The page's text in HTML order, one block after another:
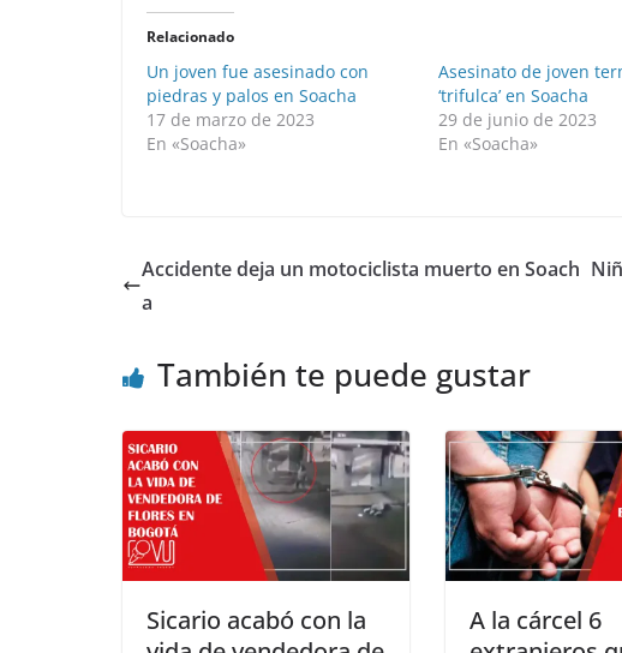
Relacionado
Un joven fue asesinado con
piedras y palos en Soacha
17 de marzo de 2023
En «Soacha»
Asesinato de joven
‘trifulca’ en Soacha
29 de junio de 2023
En «Soacha»
Accidente deja un motociclista muerto en Soach
a
También te puede gustar
Sicario acabó con la
A la cárcel 6